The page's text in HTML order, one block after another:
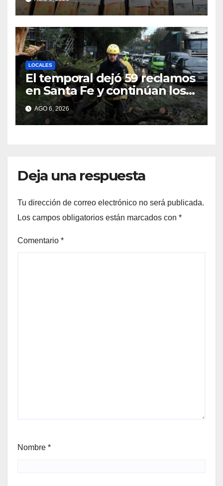
LOCALES
El temporal dejó 59 reclamos
en Santa Fe y continúan los
operativos municipales
AGO 6, 2026
Deja una respuesta
Tu dirección de correo electrónico no será publicada.
Los campos obligatorios están marcados con *
Comentario *
Nombre *